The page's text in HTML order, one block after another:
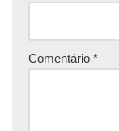
Comentário *